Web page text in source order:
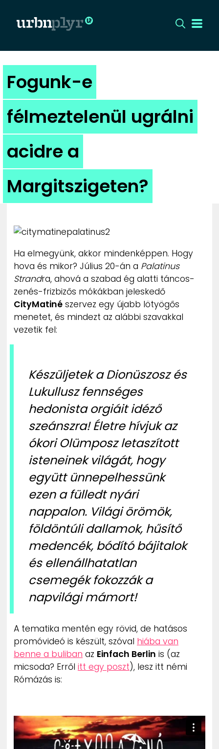
CÍMLAP
DIZÁJN
DIVAT
KULT
UTCA
ZENE
MÉDIAAJÁNLAT
IMPRESSZUM
PR-ARCHÍVUM
ADATKEZELÉSI TÁJÉKOZTATÓ
Fogunk-e
félmeztelenül ugrálni
acidre a
Margitszigeten?
Ha elmegyünk, akkor mindenképpen. Hogy
hova és mikor? Július 20-án a Palatinus
Strandra, ahová a szabad ég alatti táncos-
zenés-frizbizős mókákban jeleskedő
CityMatiné szervez egy újabb lötyögős
menetet, és mindezt az alábbi szavakkal
vezetik fel:
Készüljetek a Dionüszosz és
Lukullusz fennséges
hedonista orgiáit idéző
szeánszra! Életre hívjuk az
ókori Olümposz letaszított
isteneinek világát, hogy
együtt ünnepelhessünk
ezen a fülledt nyári
nappalon. Világi örömök,
földöntúli dallamok, hűsítő
medencék, bódító bájitalok
és ellenállhatatlan
csemegék fokozzák a
napvilági mámort!
A tematika mentén egy rövid, de hatásos
promóvideó is készült, szóval hiába van
benne a buliban az Einfach Berlin is (az
micsoda? Erről itt egy poszt), lesz itt némi
Rómázás is: